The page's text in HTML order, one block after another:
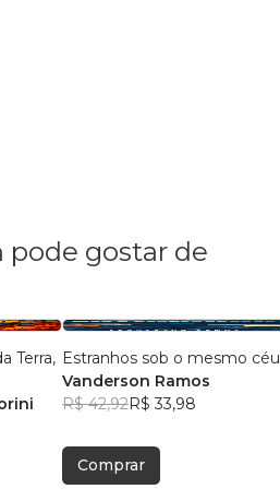
gostar de
Estranhos sob o mesmo céu
Vanderson Ramos
R$ 42,92R$ 33,98
Comprar